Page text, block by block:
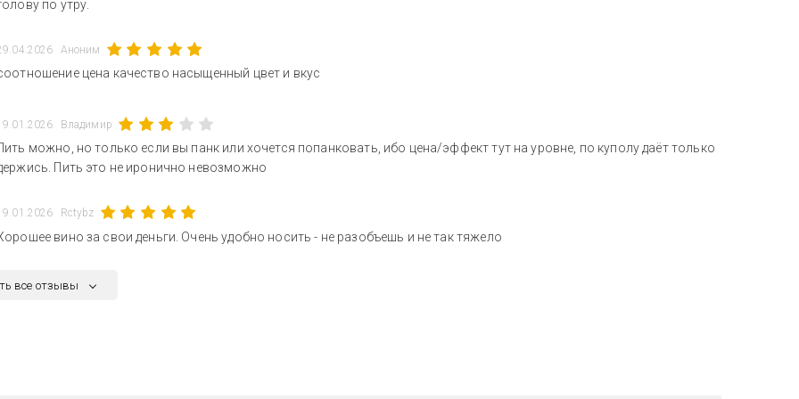
по утру.
Аноним
цена качество насыщенный цвет и вкус
Владимир
можно, но только если вы панк или хочется попанковать, ибо цена/эффект тут на уровне, по куполу даёт только
Пить это не иронично невозможно
Rctybz
вино за свои деньги. Очень удобно носить - не разобъешь и не так тяжело
все отзывы